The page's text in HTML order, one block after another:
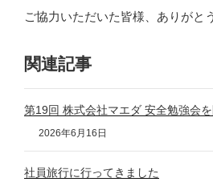
ご協力いただいた皆様、ありがと
関連記事
第19回 株式会社マエダ 安全勉強会を
2026年6月16日
社員旅行に行ってきました